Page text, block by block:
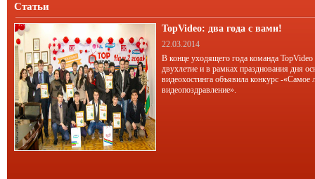
Статьи
TopVideo: два года с вами!
22.03.2014
В конце уходящего года команда TopVideo
двухлетие и в рамках празднования дня
видеохостинга объявила конкурс -«Самое
видеопоздравление».